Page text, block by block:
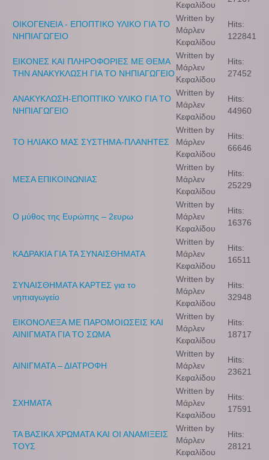
Κεφαλίδου
ΟΙΚΟΓΕΝΕΙΑ - ΕΠΟΠΤΙΚΟ ΥΛΙΚΟ ΓΙΑ ΤΟ
ΝΗΠΙΑΓΩΓΕΙΟ
Written by
Μάρλεν
Κεφαλίδου
Hits:
122841
ΕΙΚΟΝΕΣ ΚΑΙ ΠΛΗΡΟΦΟΡΙΕΣ ΜΕ ΘΕΜΑ
ΤΗΝ ΑΝΑΚΥΚΛΩΣΗ ΓΙΑ ΤΟ ΝΗΠΙΑΓΩΓΕΙΟ
Written by
Μάρλεν
Κεφαλίδου
Hits:
27452
ΑΝΑΚΥΚΛΩΣΗ-ΕΠΟΠΤΙΚΟ ΥΛΙΚΟ ΓΙΑ ΤΟ
ΝΗΠΙΑΓΩΓΕΙΟ
Written by
Μάρλεν
Κεφαλίδου
Hits:
44960
ΤΟ ΗΛΙΑΚΟ ΜΑΣ ΣΥΣΤΗΜΑ-ΠΛΑΝΗΤΕΣ
Written by
Μάρλεν
Κεφαλίδου
Hits:
66646
ΜΕΣΑ ΕΠΙΚΟΙΝΩΝΙΑΣ
Written by
Μάρλεν
Κεφαλίδου
Hits:
25229
Ο μύθος της Ευρώπης – 2ευρω
Written by
Μάρλεν
Κεφαλίδου
Hits:
16376
ΚΑΔΡΑΚΙΑ ΓΙΑ ΤΑ ΣΥΝΑΙΣΘΗΜΑΤΑ
Written by
Μάρλεν
Κεφαλίδου
Hits:
16511
ΣΥΝΑΙΣΘΗΜΑΤΑ ΚΑΡΤΕΣ για το
νηπιαγωγείο
Written by
Μάρλεν
Κεφαλίδου
Hits:
32948
ΕΙΚΟΝΟΛΕΞΑ ΜΕ ΠΑΡΟΜΟΙΩΣΕΙΣ ΚΑΙ
ΑΙΝΙΓΜΑΤΑ ΓΙΑ ΤΟ ΣΩΜΑ
Written by
Μάρλεν
Κεφαλίδου
Hits:
18717
ΑΙΝΙΓΜΑΤΑ – ΔΙΑΤΡΟΦΗ
Written by
Μάρλεν
Κεφαλίδου
Hits:
23621
ΣΧΗΜΑΤΑ
Written by
Μάρλεν
Κεφαλίδου
Hits:
17591
ΤΑ ΒΑΣΙΚΑ ΧΡΩΜΑΤΑ ΚΑΙ ΟΙ ΑΝΑΜΙΞΕΙΣ
ΤΟΥΣ
Written by
Μάρλεν
Κεφαλίδου
Hits:
28121